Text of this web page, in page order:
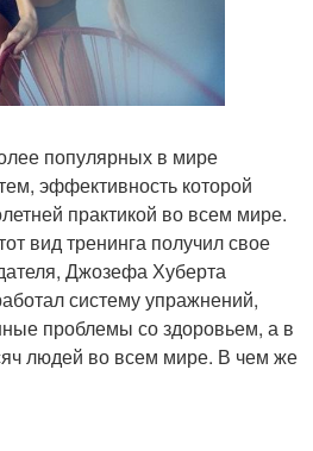
популярных в мире
эффективность которой
практикой во всем мире.
вид тренинга получил свое
Джозефа Хуберта
систему упражнений,
проблемы со здоровьем, а в
людей во всем мире. В чем же